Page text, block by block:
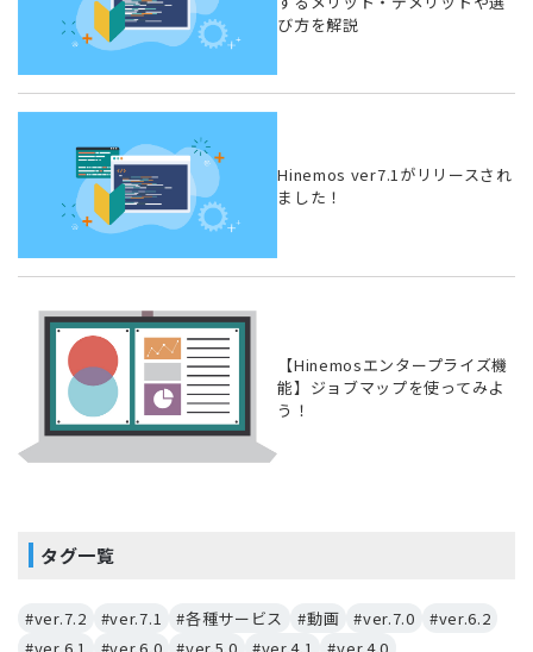
び方を解説
Hinemos ver7.1がリリースされ
ました！
【Hinemosエンタープライズ機
能】ジョブマップを使ってみよ
う！
タグ一覧
#ver.7.2 #ver.7.1 #各種サービス #動画 #ver.7.0
#ver.6.2